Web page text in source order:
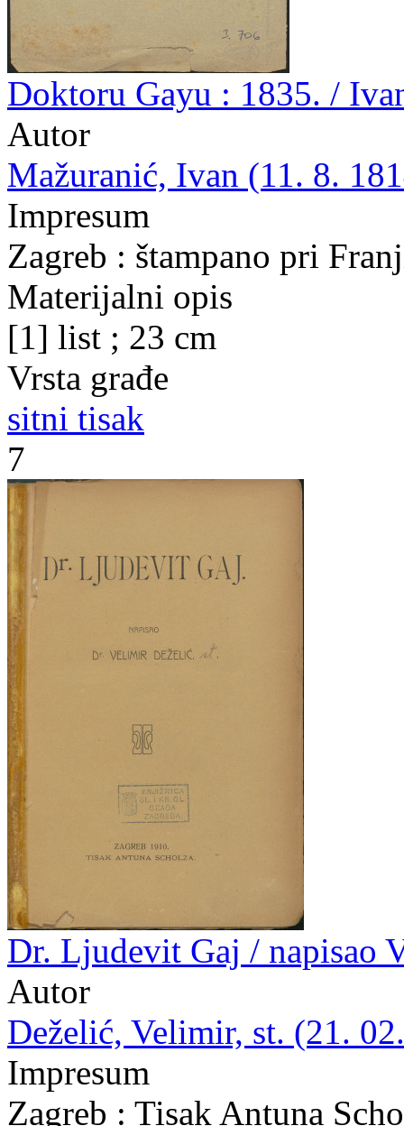
Doktoru Gayu : 1835. /
Autor
Mažuranić, Ivan (11. 8.
Impresum
Zagreb : štampano pri
Materijalni opis
[1] list ; 23 cm
Vrsta građe
sitni tisak
7
Dr. Ljudevit Gaj / napisao
Autor
Deželić, Velimir, st. (21.
Impresum
Zagreb : Tisak Antuna